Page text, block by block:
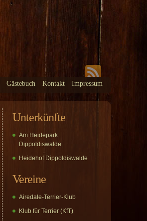
Gästebuch Kontakt Impressum
Unterkünfte
Am Heidepark
Dippoldiswalde
Heidehof Dippoldiswalde
Vereine
Airedale-Terrier-Klub
Klub für Terrier (KfT)